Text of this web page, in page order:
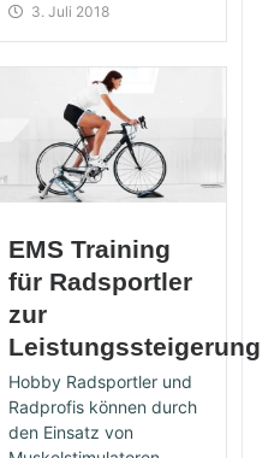
3. Juli 2018
EMS Training
für Radsportler
zur
Leistungssteigerung
Hobby Radsportler und
Radprofis können durch
den Einsatz von